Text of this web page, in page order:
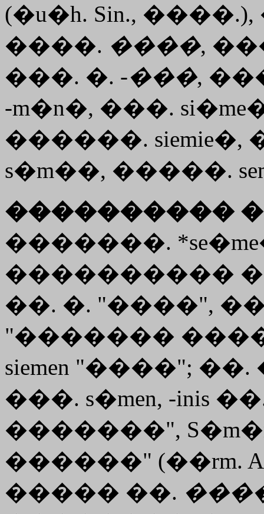
(�u�h. Sin.,
����. ����,
���. �. -���,
-m�n�, ���.
������. siemie�,
s�m��, �����.
����������
�������.
����������
��. �. "����", ���.
"�������
siemen "����"; ��.
���. s�men, -inis
�������",
������" (��rm.
����� ��.